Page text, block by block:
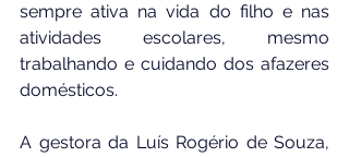
sempre ativa na vida do filho e nas
atividades escolares, mesmo
trabalhando e cuidando dos afazeres
domésticos.
A gestora da Luís Rogério de Souza,